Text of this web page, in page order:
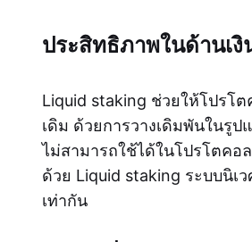
ประสิทธิภาพในด้านเ
Liquid staking ช่วยให้โปรโ
เดิม ด้วยการวางเดิมพันในรู
ไม่สามารถใช้ได้ในโปรโตคอ
ด้วย Liquid staking ระบบนิเ
เท่ากัน